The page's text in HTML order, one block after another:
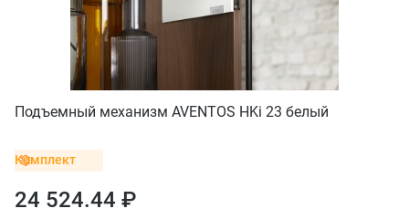
Подъемный механизм AVENTOS HKi 23 белый
Комплект
24 524.44 ₽